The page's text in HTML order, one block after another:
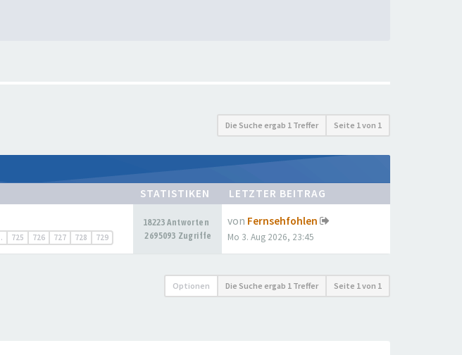
Die Suche ergab 1 Treffer Seite 1von 1
STATISTIKEN LETZTER BEITRAG
725 726 727 728 729
18223 Antworten
2695093 Zugriffe
von Fernsehfohlen
Mo 3. Aug 2026, 23:45
Optionen Die Suche ergab 1 Treffer Seite 1von 1